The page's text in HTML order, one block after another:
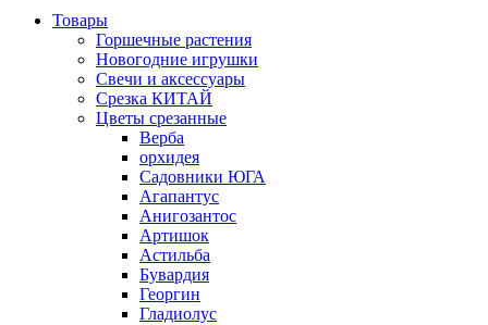
Товары
Горшечные растения
Новогодние игрушки
Свечи и аксессуары
Срезка КИТАЙ
Цветы срезанные
Верба
орхидея
Садовники ЮГА
Агапантус
Анигозантос
Артишок
Астильба
Бувардия
Георгин
Гладиолус